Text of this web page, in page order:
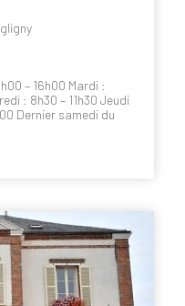
– 16h00 Mardi :
: 8h30 – 11h30 Jeudi
Dernier samedi du